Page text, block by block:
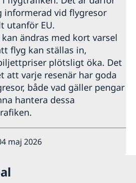
vid flygresor
utanför EU.
ändras med kort varsel
flyg kan ställas in,
plötsligt öka. Det
att varje resenär har goda
både vad gäller pengar
hantera dessa
maj 2026